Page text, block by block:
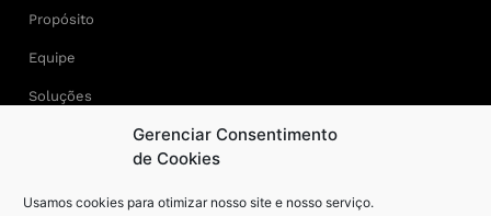
Gerenciar Consentimento
de Cookies
Usamos cookies para otimizar nosso site e nosso serviço.
Propósito
Equipe
Soluções